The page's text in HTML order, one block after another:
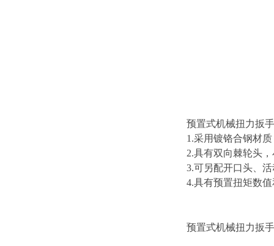
预置式机械扭力扳
1.采用镀铬合钢材
2.具有双向棘轮头
3.可另配开口头、
4.具有预置扭矩数
预置式机械扭力扳